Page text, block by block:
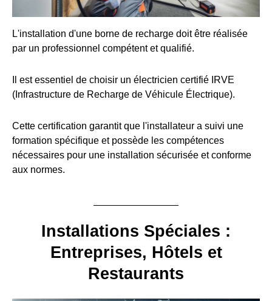
L'installation d'une borne de recharge doit être réalisée
par un professionnel compétent et qualifié.
Il est essentiel de choisir un électricien certifié IRVE
(Infrastructure de Recharge de Véhicule Électrique).
Cette certification garantit que l'installateur a suivi une
formation spécifique et possède les compétences
nécessaires pour une installation sécurisée et conforme
aux normes.
Installations Spéciales :
Entreprises, Hôtels et
Restaurants